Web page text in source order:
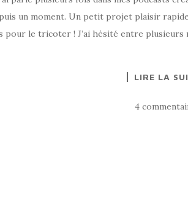
un moment. Un petit projet plaisir
pour le tricoter ! J’ai hésité entre plusieurs
LIRE LA
4